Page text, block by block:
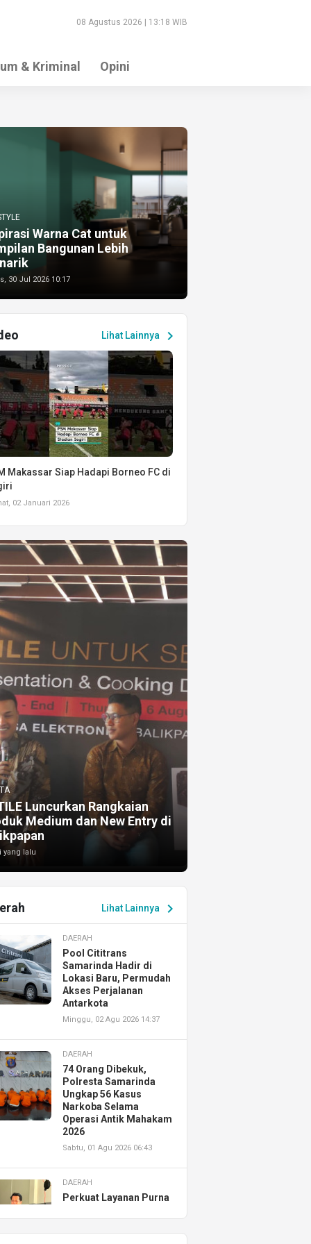
08 Agustus 2026 | 13:18 WIB
& Kriminal Opini
Warna Cat untuk
Bangunan Lebih
30 Jul 2026 10:17
Lihat Lainnya chevron_right
Makassar Siap Hadapi Borneo FC di
02 Januari 2026
Luncurkan Rangkaian
Medium dan New Entry di
yang lalu
Lihat Lainnya chevron_right
DAERAH
Pool Cititrans
Samarinda Hadir di
Lokasi Baru, Permudah
Akses Perjalanan
Antarkota
Minggu, 02 Agu 2026 14:37
DAERAH
74 Orang Dibekuk,
Polresta Samarinda
Ungkap 56 Kasus
Narkoba Selama
Operasi Antik Mahakam
2026
Sabtu, 01 Agu 2026 06:43
DAERAH
Perkuat Layanan Purna
Resmikan AHASS